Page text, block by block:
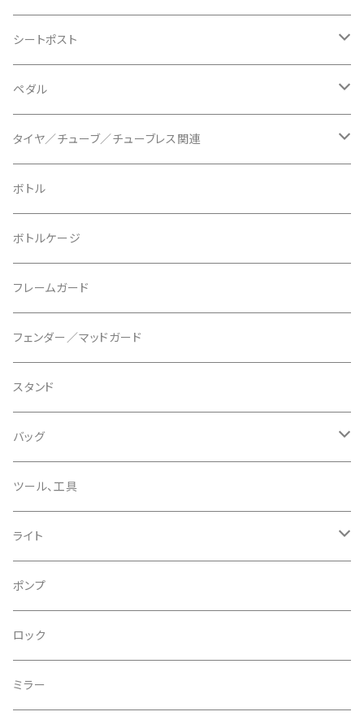
BLB/ビーエルビー
BLUEGRASS/ブルーグラス
BONTRAGER/ボントレガー
BURGTEC/バーグテック
BUSCH＋MULLER/ブッシュ＆ミュラー
CAMELBAK/キャメルバッグ
CERAMIC SPEED/セラミックスピード
CHRIS KING/クリスキング
CHROMAG/クロマグ
CHROME/クローム
CONTINENTAL/コンチネンタル
CRANE/クレーン
CRANKBROTHERS/クランクブラザーズ
CROSS SECTION/クロスセクション
チェーンガイド／キャッチャー
チェーンリング
ディスクブレーキ
ブレーキローター
ブレーキパッド
ディレーラーハンガー
トップキャップ
ベル
ボトムブラケット
リアディレーラー
チェーン
グリップカラー / バーエンドキャップ
シートポスト
ドロッパーポスト
シートクランプ
ペダル
ビンディングペダル
フラットペダル
クリート
タイヤ／チューブ／チューブレス関連
700c
29" / 27.5"
〜26"
タイヤインサート
リムテープ
チューブレスバルブ/ バルブキャップ
シーラント
ボトル
ボトルケージ
フレームガード
フェンダー／マッドガード
スタンド
バッグ
サドルバッグ
サコッシュ
バックパック
フレームバッグ
輪行袋
ツール、工具
ライト
フロントライト
テールライト
ポンプ
ロック
ミラー